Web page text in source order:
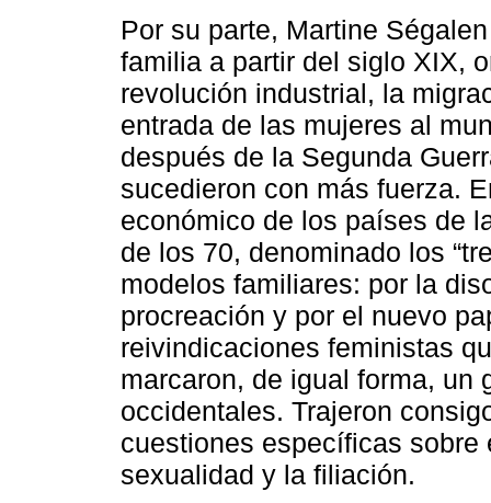
Por su parte, Martine
familia a partir del siglo XIX,
revolución industrial, la
entrada de las mujeres al
después de la Segunda
sucedieron con más fuerza.
económico de los países de
de los 70, denominado los
modelos familiares: por la
procreación y por el nuevo
reivindicaciones feministas
marcaron, de igual forma, un
occidentales. Trajeron
cuestiones específicas
sexualidad y la filiación.